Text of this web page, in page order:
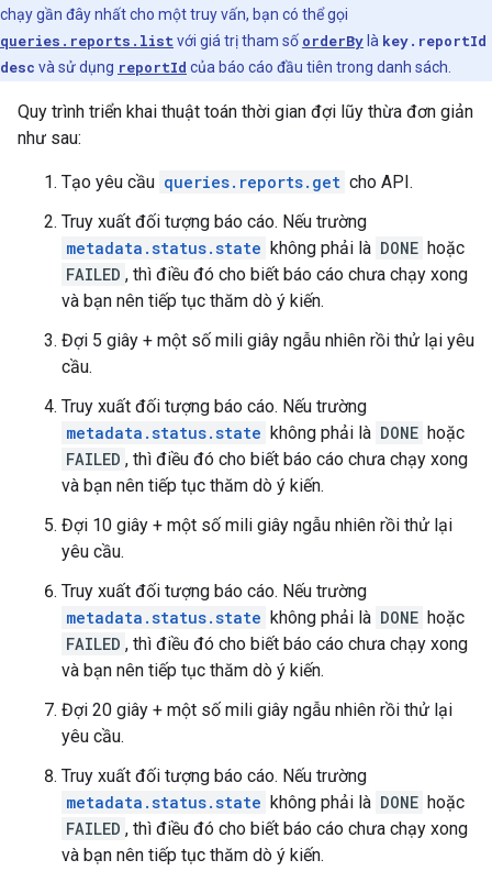
chạy gần đây nhất cho một truy vấn, bạn có thể gọi
queries.reports.list với giá trị tham số orderBy là key.reportId
desc và sử dụng reportId của báo cáo đầu tiên trong danh sách.
Quy trình triển khai thuật toán thời gian đợi lũy thừa đơn giản
như sau:
Tạo yêu cầu queries.reports.get cho API.
Truy xuất đối tượng báo cáo. Nếu trường
metadata.status.state không phải là DONE hoặc
FAILED , thì điều đó cho biết báo cáo chưa chạy xong
và bạn nên tiếp tục thăm dò ý kiến.
Đợi 5 giây + một số mili giây ngẫu nhiên rồi thử lại yêu
cầu.
Truy xuất đối tượng báo cáo. Nếu trường
metadata.status.state không phải là DONE hoặc
FAILED , thì điều đó cho biết báo cáo chưa chạy xong
và bạn nên tiếp tục thăm dò ý kiến.
Đợi 10 giây + một số mili giây ngẫu nhiên rồi thử lại
yêu cầu.
Truy xuất đối tượng báo cáo. Nếu trường
metadata.status.state không phải là DONE hoặc
FAILED , thì điều đó cho biết báo cáo chưa chạy xong
và bạn nên tiếp tục thăm dò ý kiến.
Đợi 20 giây + một số mili giây ngẫu nhiên rồi thử lại
yêu cầu.
Truy xuất đối tượng báo cáo. Nếu trường
metadata.status.state không phải là DONE hoặc
FAILED , thì điều đó cho biết báo cáo chưa chạy xong
và bạn nên tiếp tục thăm dò ý kiến.